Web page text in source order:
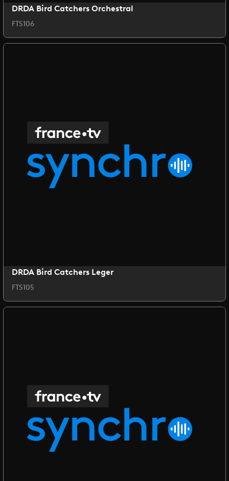
DRDA Bird Catchers Orchestral
FTS106
DRDA Bird Catchers Leger
FTS105